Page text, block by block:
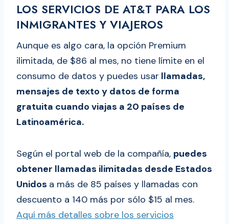
LOS SERVICIOS DE AT&T PARA LOS
INMIGRANTES Y VIAJEROS
Aunque es algo cara, la opción Premium
ilimitada, de $86 al mes, no tiene límite en el
consumo de datos y puedes usar llamadas,
mensajes de texto y datos de forma
gratuita cuando viajas a 20 países de
Latinoamérica.
Según el portal web de la compañía, puedes
obtener llamadas ilimitadas desde Estados
Unidos a más de 85 países y llamadas con
descuento a 140 más por sólo $15 al mes.
Aquí más detalles sobre los servicios